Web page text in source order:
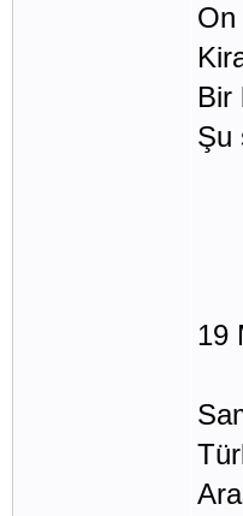
On
Bir
Şu
19